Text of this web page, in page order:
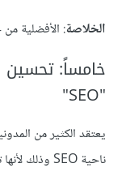
الخلاصة: الأفضلية
خامساً:
"SEO"
يعتقد الكثير من